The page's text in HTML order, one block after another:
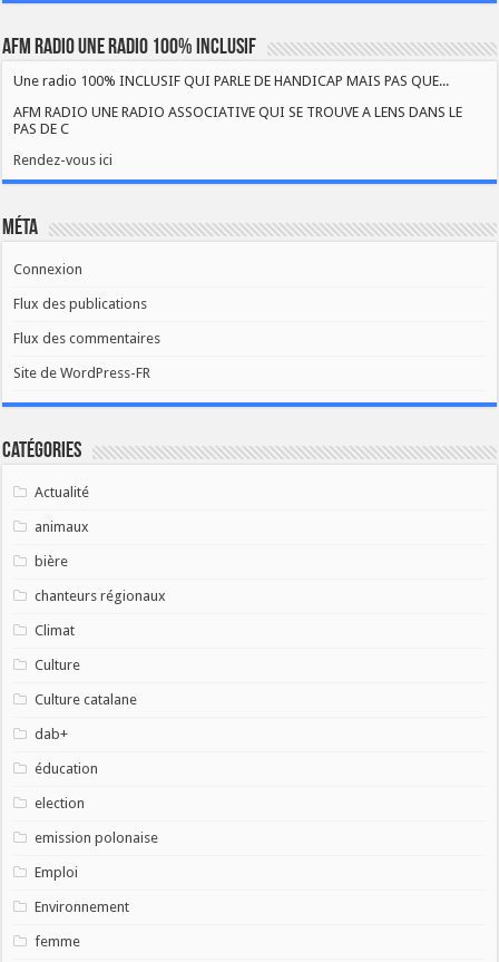
AFM RADIO UNE RADIO 100% INCLUSIF
Une radio 100% INCLUSIF QUI PARLE DE HANDICAP MAIS PAS QUE...
AFM RADIO UNE RADIO ASSOCIATIVE QUI SE TROUVE A LENS DANS LE
PAS DE C
Rendez-vous ici
Méta
Connexion
Flux des publications
Flux des commentaires
Site de WordPress-FR
Catégories
Actualité
animaux
bière
chanteurs régionaux
Climat
Culture
Culture catalane
dab+
éducation
election
emission polonaise
Emploi
Environnement
femme